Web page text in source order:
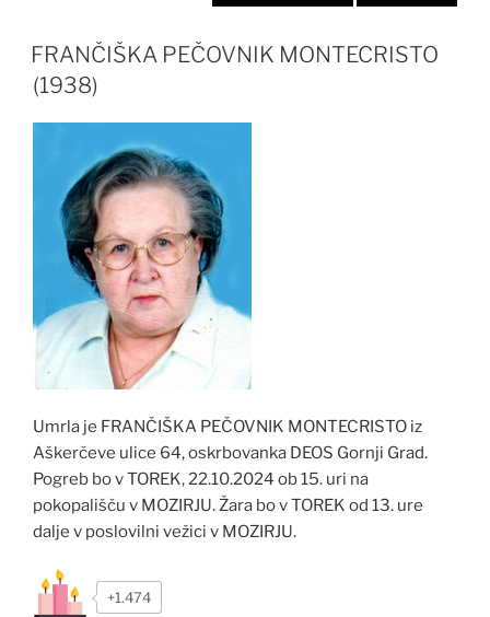
FRANČIŠKA PEČOVNIK MONTECRISTO
(1938)
Umrla je FRANČIŠKA PEČOVNIK MONTECRISTO iz
Aškerčeve ulice 64, oskrbovanka DEOS Gornji Grad.
Pogreb bo v TOREK, 22.10.2024 ob 15. uri na
pokopališču v MOZIRJU. Žara bo v TOREK od 13. ure
dalje v poslovilni vežici v MOZIRJU.
+1.474